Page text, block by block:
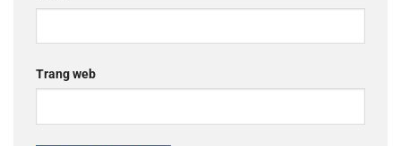
Trang web